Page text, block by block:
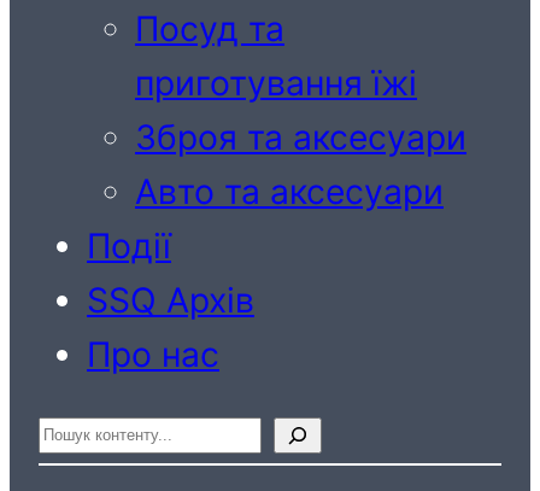
Посуд та
приготування їжі
Зброя та аксесуари
Авто та аксесуари
Події
SSQ Архів
Про нас
Пошук